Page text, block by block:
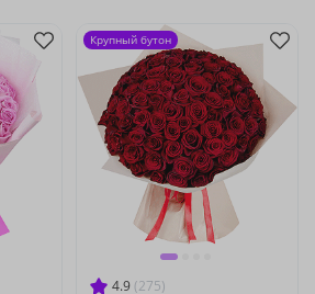
4.9 (275)
Крупный бутон